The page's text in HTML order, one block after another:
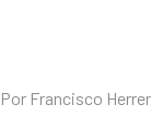
Por Francisco